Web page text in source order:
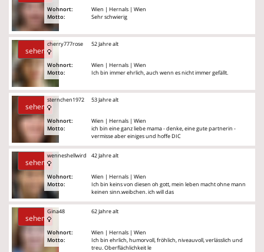
Wohnort:
Motto:
Wien | Hernals | Wien
Sehr schwierig
sehen
cherry777rose
Wohnort:
Motto:
52 Jahre alt
Wien | Hernals | Wien
Ich bin immer ehrlich, auch wenn es nicht immer gefällt.
sehen
sternchen1972
Wohnort:
Motto:
53 Jahre alt
Wien | Hernals | Wien
ich bin eine ganz liebe mama - denke, eine gute partnerin -
vermisse aber einiges und hoffe DIC
sehen
wenneshellwird
Wohnort:
Motto:
42 Jahre alt
Wien | Hernals | Wien
Ich bin keins von diesen oh gott, mein leben macht ohne mann
keinen sinn.weibchen. ich will das
sehen
Gina48
Wohnort:
Motto:
62 Jahre alt
Wien | Hernals | Wien
Ich bin ehrlich, humorvoll, fröhlich, niveauvoll, verlässlich und
treu. Oberflächlichkeit le